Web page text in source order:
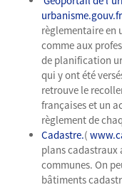
urbanisme.gouv.fr
règlementaire en
comme aux
de planification
qui y ont été
retrouve le
françaises et un
règlement de
Cadastre.(
plans cadastraux
communes. On
bâtiments